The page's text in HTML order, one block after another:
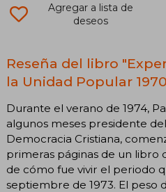
Agregar a lista de
deseos
Reseña del libro
la Unidad Popular
Durante el verano de 1974,
algunos meses presidente
Democracia Cristiana,
primeras páginas de un libro
de cómo fue vivir el periodo
septiembre de 1973. El peso